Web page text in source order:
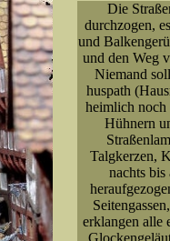
Die
durchzogen,
und
und den Weg
Niemand
huspath (
heimlich
Hühnern
Talgkerzen,
nachts bis
erklangen alle